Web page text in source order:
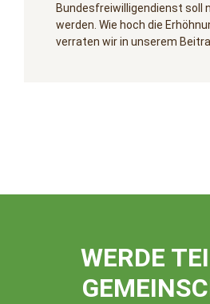
Bundesfreiwilligendienst soll
werden. Wie hoch die
verraten wir in unserem
WERDE